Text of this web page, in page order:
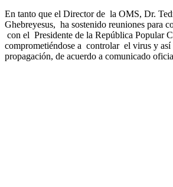
En tanto que el Director de la OMS, Dr.
Ghebreyesus, ha sostenido reuniones para
con el Presidente de la República Popular
comprometiéndose a controlar el virus y así
propagación, de acuerdo a comunicado